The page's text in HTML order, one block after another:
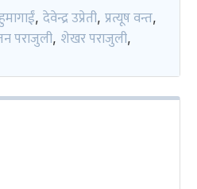
, देवेन्द्र उप्रेती, प्रत्यूष वन्त,
पराजुली, शेखर पराजुली,